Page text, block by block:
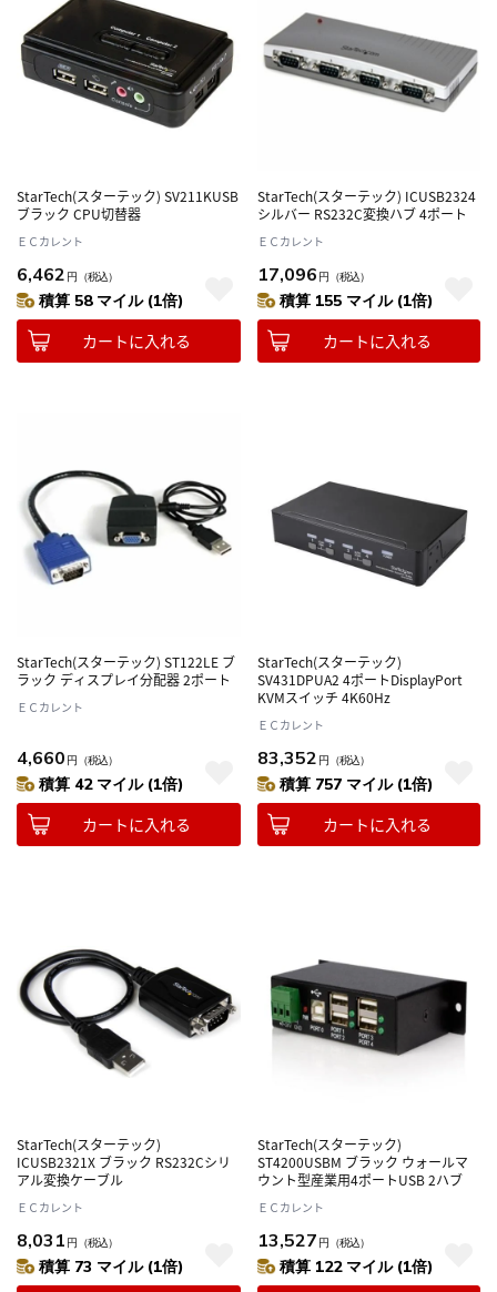
StarTech(スターテック) SV211KUSB
ブラック CPU切替器
ＥＣカレント
6,462 円 （税込）
積算 58 マイル (1倍)
カートに入れる
StarTech(スターテック) ICUSB2324
シルバー RS232C変換ハブ 4ポート
ＥＣカレント
17,096 円 （税込）
積算 155 マイル (1倍)
カートに入れる
StarTech(スターテック) ST122LE ブ
ラック ディスプレイ分配器 2ポート
ＥＣカレント
4,660 円 （税込）
積算 42 マイル (1倍)
カートに入れる
StarTech(スターテック)
SV431DPUA2 4ポートDisplayPort
KVMスイッチ 4K60Hz
ＥＣカレント
83,352 円 （税込）
積算 757 マイル (1倍)
カートに入れる
StarTech(スターテック)
ICUSB2321X ブラック RS232Cシリ
アル変換ケーブル
ＥＣカレント
8,031 円 （税込）
積算 73 マイル (1倍)
StarTech(スターテック)
ST4200USBM ブラック ウォールマ
ウント型産業用4ポートUSB 2ハブ
ＥＣカレント
13,527 円 （税込）
積算 122 マイル (1倍)